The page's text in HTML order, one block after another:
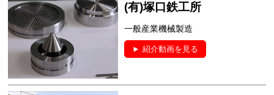
(有)塚口鉄工所
一般産業機械製造
► 紹介動画を見る